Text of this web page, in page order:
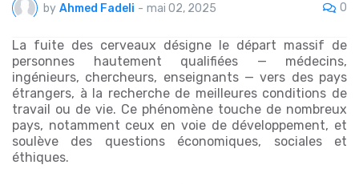
by Ahmed Fadeli - mai 02, 2025 0
La fuite des cerveaux désigne le départ massif de
personnes hautement qualifiées — médecins,
ingénieurs, chercheurs, enseignants — vers des pays
étrangers, à la recherche de meilleures conditions de
travail ou de vie. Ce phénomène touche de nombreux
pays, notamment ceux en voie de développement, et
soulève des questions économiques, sociales et
éthiques.